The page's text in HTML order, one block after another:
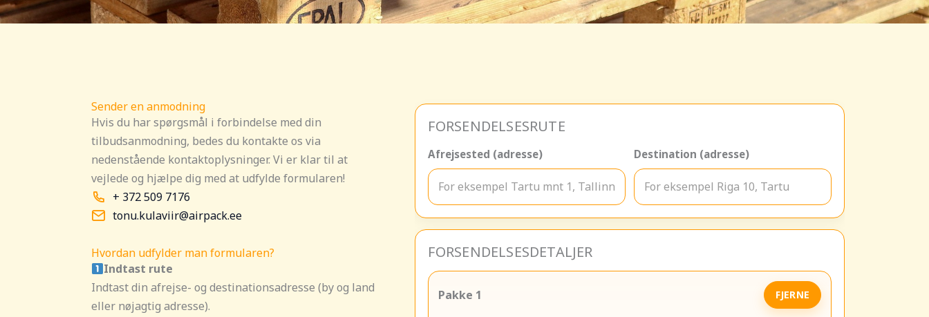
FORSENDELSESRUTE
Afrejsested (adresse) Destination (adresse)
FORSENDELSESDETALJER
Pakke 1 FJERNE
Sender en anmodning
Hvis du har spørgsmål i forbindelse med din
tilbudsanmodning, bedes du kontakte os via
nedenstående kontaktoplysninger. Vi er klar til at
vejlede og hjælpe dig med at udfylde formularen!
+ 372 509 7176
tonu.kulaviir@airpack.ee
Hvordan udfylder man formularen?
Indtast rute
Indtast din afrejse- og destinationsadresse (by og land
eller nøjagtig adresse).